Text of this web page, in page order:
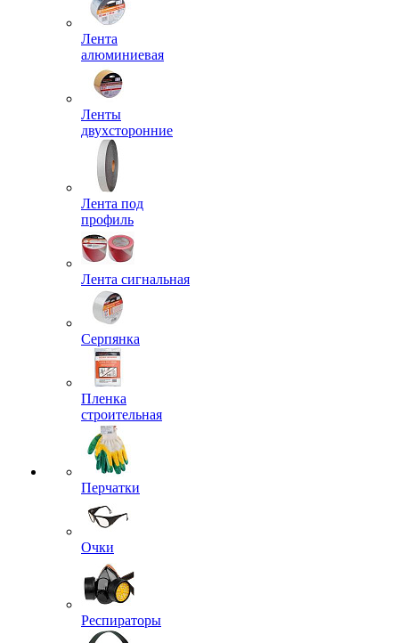
Лента
алюминиевая
Ленты
двухсторонние
Лента под
профиль
Лента сигнальная
Серпянка
Пленка
строительная
Перчатки
Очки
Респираторы